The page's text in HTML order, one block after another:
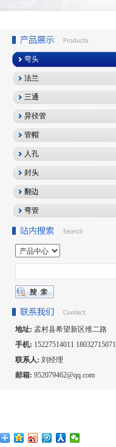
弯头
法兰
三通
异径管
管帽
人孔
封头
翻边
弯管
地址: 孟村县希望新区维二路
手机: 15227514011 18032715071
联系人: 刘经理
邮箱: 952079462@qq.com